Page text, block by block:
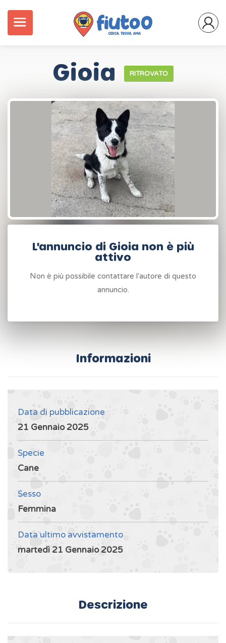
Gioia RITROVATO
L'annuncio di Gioia non è più
attivo
Non è più possibile contattare l'autore di questo
annuncio.
Informazioni
Data di pubblicazione
21 Gennaio 2025
Specie
Cane
Sesso
Femmina
Data ultimo avvistamento
martedì 21 Gennaio 2025
Descrizione